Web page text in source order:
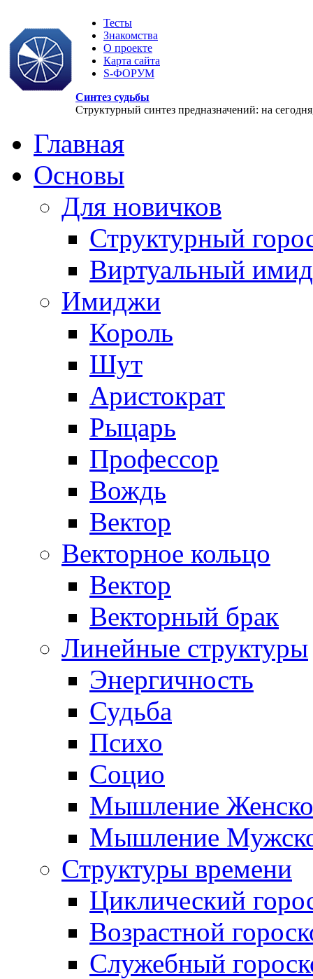
Тесты
Знакомства
О проекте
Карта сайта
S-ФОРУМ
Синтез судьбы
Структурный синтез предназначений: на
Главная
Основы
Для новичков
Структурный
Виртуальный
Имиджи
Король
Шут
Аристократ
Рыцарь
Профессор
Вождь
Вектор
Векторное кольцо
Вектор
Векторный брак
Линейные структуры
Энергичность
Судьба
Психо
Социо
Мышление
Мышление
Структуры времени
Циклический
Возрастной
Служебный